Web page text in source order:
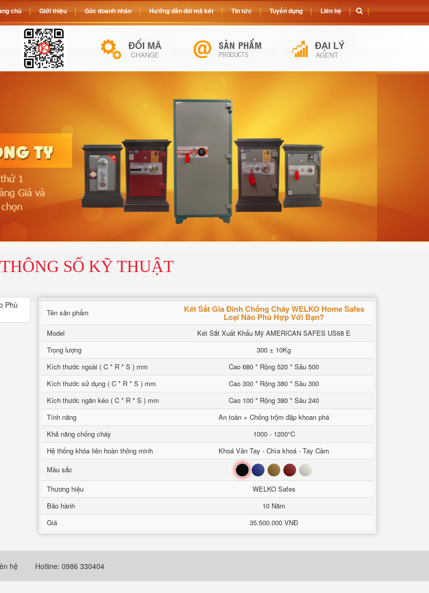
THÔNG SỐ KỸ THUẬT
Tên sản phẩm Két Sắt Gia Đình Chống Cháy WELKO Home Safes
Loại Nào Phù Hợp Với Bạn?
Model
Két Sắt Xuất Khẩu Mỹ AMERICAN SAFES US68 E
Trọng lượng
300 ± 10Kg
Kích thước ngoài ( C * R * S ) mm
Cao 680 * Rộng 520 * Sâu 500
Kích thước sử dụng ( C * R * S ) mm
Cao 300 * Rộng 380 * Sâu 300
Kích thước ngăn kéo ( C * R * S ) mm
Cao 100 * Rộng 380 * Sâu 240
Tính năng
An toàn + Chống trộm đập khoan phá
Khả năng chống cháy
1000 - 1200°C
Hệ thống khóa liên hoàn thông minh
Khoá Vân Tay - Chìa khoá - Tay Cầm
Mầu sắc
Đen Xanh Nâu Đỏ Trắng
Thương hiệu
WELKO Safes
Bảo hành
10 Năm
Giá
35.500.000 VNĐ
hệ Hotline: 0986 330404
chủ Giới thiệu Góc doanh nhân Hướng dẫn đổi mã két Tin tức Tuyển dụng Liên hệ